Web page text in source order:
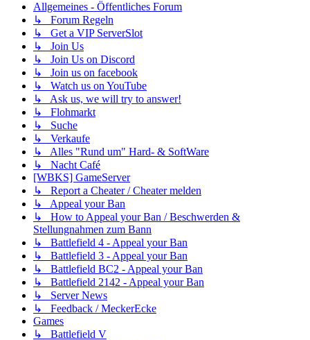
Allgemeines - Öffentliches Forum
↳ Forum Regeln
↳ Get a VIP ServerSlot
↳ Join Us
↳ Join Us on Discord
↳ Join us on facebook
↳ Watch us on YouTube
↳ Ask us, we will try to answer!
↳ Flohmarkt
↳ Suche
↳ Verkaufe
↳ Alles "Rund um" Hard- & SoftWare
↳ Nacht Café
[WBKS] GameServer
↳ Report a Cheater / Cheater melden
↳ Appeal your Ban
↳ How to Appeal your Ban / Beschwerden &
Stellungnahmen zum Bann
↳ Battlefield 4 - Appeal your Ban
↳ Battlefield 3 - Appeal your Ban
↳ Battlefield BC2 - Appeal your Ban
↳ Battlefield 2142 - Appeal your Ban
↳ Server News
↳ Feedback / MeckerEcke
Games
↳ Battlefield V